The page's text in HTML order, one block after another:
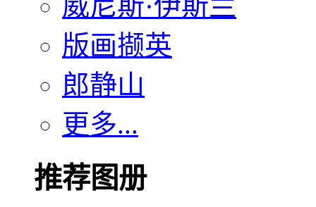
版画撷英
郎静山
更多...
推荐图册